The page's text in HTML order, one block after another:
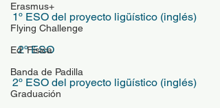
Erasmus+
Flying Challenge
Ed. Física
Banda de Padilla
Graduación
1º ESO del proyecto ligüístico (inglés)
2º ESO
2º ESO del proyecto ligüístico (inglés)